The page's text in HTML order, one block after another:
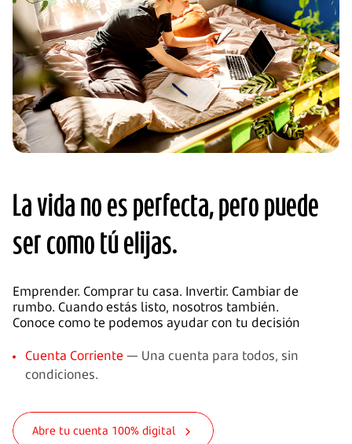
La vida no es perfecta, pero puede
ser como tú elijas.
Emprender. Comprar tu casa. Invertir. Cambiar de
rumbo. Cuando estás listo, nosotros también.
Conoce como te podemos ayudar con tu decisión
Cuenta Corriente — Una cuenta para todos, sin
condiciones.
Abre tu cuenta 100% digital